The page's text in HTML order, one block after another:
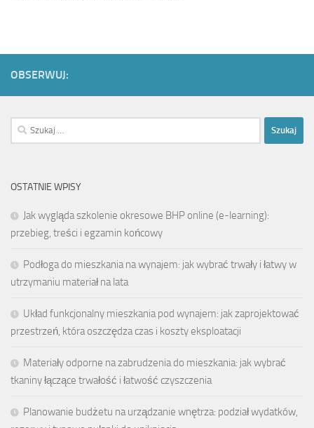
OBSERWUJ:
Szukaj:
OSTATNIE WPISY
Jak wygląda szkolenie okresowe BHP online (e-learning):
przebieg, treści i egzamin końcowy
Podłoga do mieszkania na wynajem: jak wybrać trwały i łatwy w
utrzymaniu materiał na lata
Układ funkcjonalny mieszkania pod wynajem: jak zaprojektować
przestrzeń, która oszczędza czas i koszty eksploatacji
Materiały odporne na zabrudzenia do mieszkania: jak wybrać
tkaniny łączące trwałość i łatwość czyszczenia
Planowanie budżetu na urządzanie wnętrza: podział wydatków,